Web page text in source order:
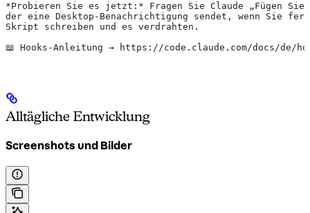
*Probieren Sie es jetzt:* Fragen Sie Claude „Fügen
der eine Desktop-Benachrichtigung sendet, wenn Sie
Skript schreiben und es verdrahten.
📖 Hooks-Anleitung → https://code.claude.com/docs/de/
Alltägliche Entwicklung
Screenshots und Bilder